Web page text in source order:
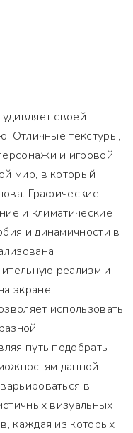
своей
Отличные текстуры,
и игровой
мир, в который
Графические
и климатические
и динамичности в
реализм и
экране.
использовать
путь подобрать
данной
в
визуальных
каждая из которых